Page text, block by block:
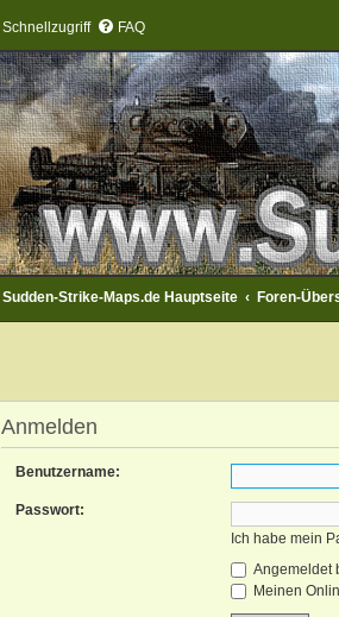
Schnellzugriff FAQ
Sudden-Strike-Maps.de Hauptseite Foren-
Anmelden
Benutzername:
Passwort:
Ich habe mein
Angemeldet
Meinen